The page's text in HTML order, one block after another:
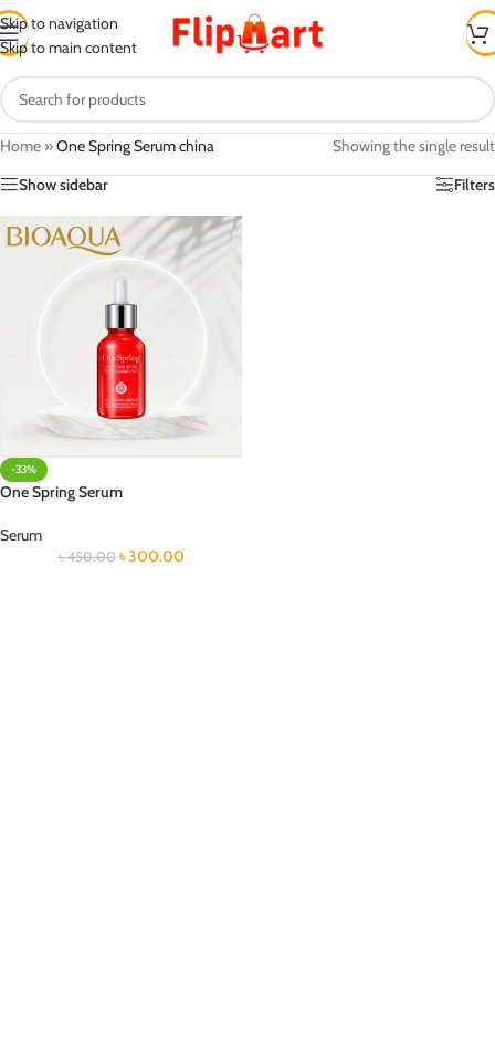
Skip to navigation
Skip to main content
Home »One Spring Serum china
Showing the single result
Show sidebar
Filters
-33%
One Spring Serum
Serum
৳450.00 ৳300.00